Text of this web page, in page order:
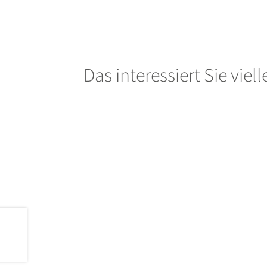
Das interessiert Sie